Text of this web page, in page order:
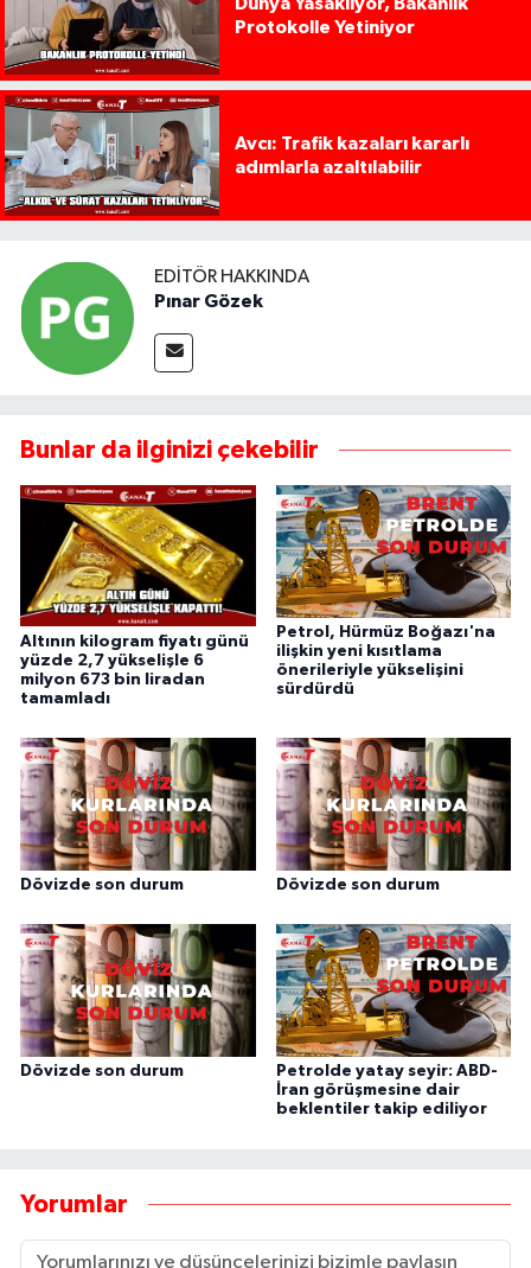
Protokolle Yetiniyor
Avcı: Trafik kazaları kararlı
adımlarla azaltılabilir
EDITÖR HAKKINDA
Pınar Gözek
Bunlar da ilginizi çekebilir
Altının kilogram fiyatı günü
yüzde 2,7 yükselişle 6
milyon 673 bin liradan
tamamladı
Petrol, Hürmüz Boğazı'na
ilişkin yeni kısıtlama
önerileriyle yükselişini
sürdürdü
Dövizde son durum Dövizde son durum
Dövizde son durum
Petrolde yatay seyir: ABD-
İran görüşmesine dair
beklentiler takip ediliyor
Yorumlar